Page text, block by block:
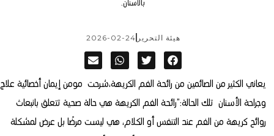
بالأسنان.
هيئة التحرير 2026-02-24
يعاني الكثير من الصائمين من رائحة الفم الكريهة،شرحت مومن إيمان أخصائية علاج
وجراحة الأسنان تلك الحالة:”رائحة الفم الكريهة هي حالة صحية تتعلق بانبعاث
روائح كريهة من الفم عند التنفس أو الكلام، هي ليست مرضًا بل عرض لمشكلة